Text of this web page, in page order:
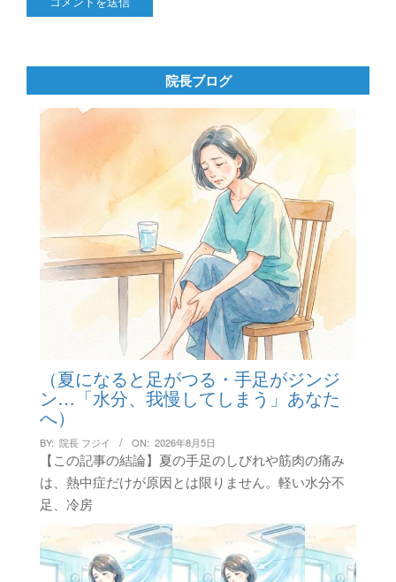
院長ブログ
（夏になると足がつる・手足がジンジ
ン…「水分、我慢してしまう」あなた
へ）
BY: 院長 フジイ ON: 2026年8月5日
【この記事の結論】夏の手足のしびれや筋肉の痛み
は、熱中症だけが原因とは限りません。軽い水分不
足、冷房